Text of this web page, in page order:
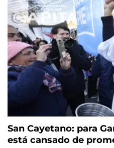
San Cayetano: para
está cansado de